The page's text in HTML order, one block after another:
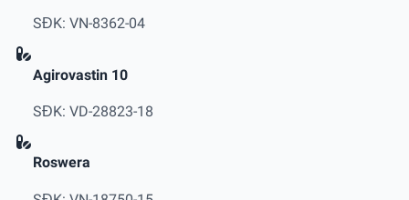
SĐK: VN-8362-04
Agirovastin 10
SĐK: VD-28823-18
Roswera